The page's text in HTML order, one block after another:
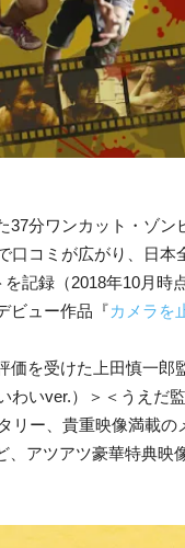
37分ワンカット・ゾ
口コミが広がり、日
記録（2018年10月時
ビュー作品『カメラを
を受けた上田慎一郎
わいver.）＞＜うえだ
リー、貴重映像満載
、アツアツ豪華特典映